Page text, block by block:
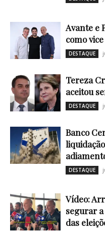
Avante e
como
DESTAQUE
Tereza
aceitou
DESTAQUE
Banco
DESTAQUE
Vídeo:
segurar a
das